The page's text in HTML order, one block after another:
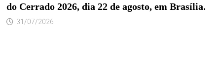
do Cerrado 2026, dia 22 de agosto, em Brasília.
31/07/2026